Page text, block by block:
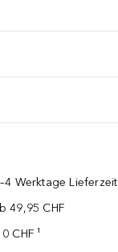
Werktage Lieferzeit
49,95 CHF
CHF ¹